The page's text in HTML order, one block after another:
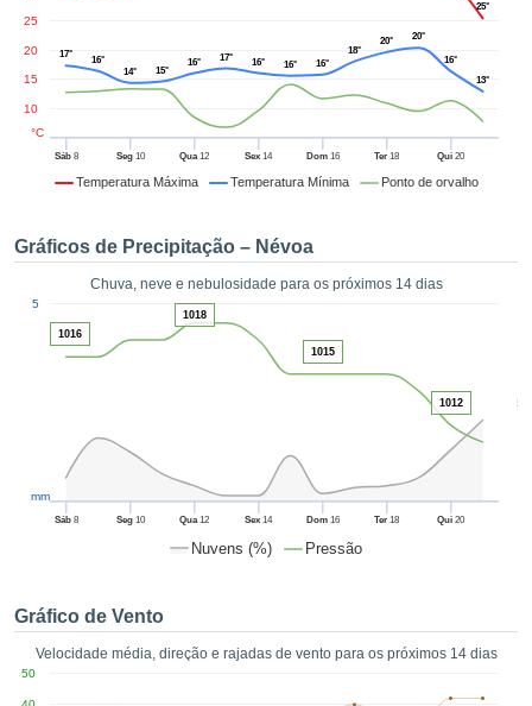
e
forma
digital
fornecer-
de alta
a
o
no
como
ACEITAR
Temperatura Máxima Temperatura Mínima Ponto de orvalho
Sáb8 Seg10 Qua12 Sex 14 Dom16 Ter 18 Qui 20
10
15
20
25
°C
25°
17°
16°
14°
15°
16° 17° 16° 16° 16°
18°
20° 20°
16°
13°
Gráficos de Precipitação – Névoa
Chuva, neve e nebulosidade para os próximos 14 dias
Nuvens (%) Pressão
50
Sáb8 Seg10 Qua12 Sex 14 Dom16 Ter 18 Qui 20
5
mm
1016
1018
1015
1012
Gráfico de Vento
Velocidade média, direção e rajadas de vento para os próximos 14 dias
50